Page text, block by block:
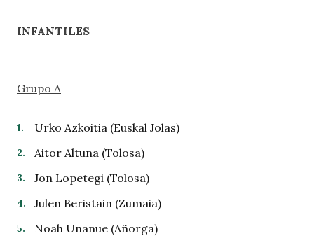
INFANTILES
Grupo A
Urko Azkoitia (Euskal Jolas)
Aitor Altuna (Tolosa)
Jon Lopetegi (Tolosa)
Julen Beristain (Zumaia)
Noah Unanue (Añorga)